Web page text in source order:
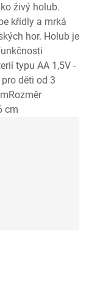
živý holub.
křídly a mrká
hor. Holub je
typu AA 1,5V -
děti od 3
cm